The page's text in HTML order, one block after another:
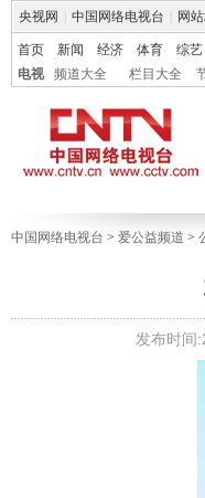
央视网 中国网络电视台 网
首页 新闻 经济 体育 综艺
电视
频道大全 栏目大全
中国网络电视台 > 爱公益频道 >
发布时间